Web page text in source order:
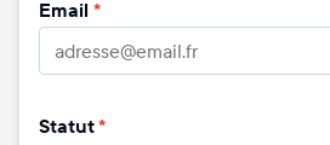
Email *
Statut*